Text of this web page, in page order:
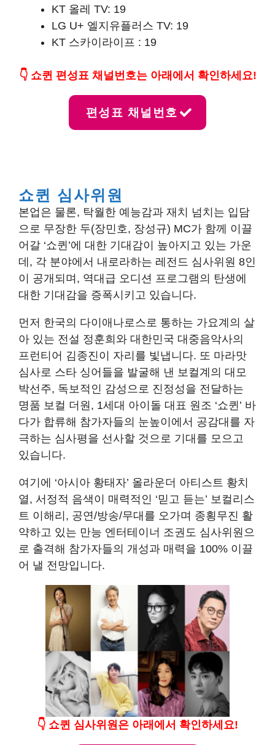
KT 올레 TV: 19
LG U+ 엘지유플러스 TV: 19
KT 스카이라이프 : 19
👇 쇼퀸 편성표 채널번호는 아래에서 확인하세요!
편성표 채널번호
쇼퀸 심사위원
본업은 물론, 탁월한 예능감과 재치 넘치는 입담
으로 무장한 두(장민호, 장성규) MC가 함께 이끌
어갈 ‘쇼퀸’에 대한 기대감이 높아지고 있는 가운
데, 각 분야에서 내로라하는 레전드 심사위원 8인
이 공개되며, 역대급 오디션 프로그램의 탄생에
대한 기대감을 증폭시키고 있습니다.
먼저 한국의 다이애나로스로 통하는 가요계의 살
아 있는 전설 정훈희와 대한민국 대중음악사의
프런티어 김종진이 자리를 빛냅니다. 또 마라맛
심사로 스타 싱어들을 발굴해 낸 보컬계의 대모
박선주, 독보적인 감성으로 진정성을 전달하는
명품 보컬 더원, 1세대 아이돌 대표 원조 ‘쇼퀸’ 바
다가 합류해 참가자들의 눈높이에서 공감대를 자
극하는 심사평을 선사할 것으로 기대를 모으고
있습니다.
여기에 ‘아시아 황태자’ 올라운더 아티스트 황치
열, 서정적 음색이 매력적인 ‘믿고 듣는’ 보컬리스
트 이해리, 공연/방송/무대를 오가며 종횡무진 활
약하고 있는 만능 엔터테이너 조권도 심사위원으
로 출격해 참가자들의 개성과 매력을 100% 이끌
어 낼 전망입니다.
👇 쇼퀸 심사위원은 아래에서 확인하세요!